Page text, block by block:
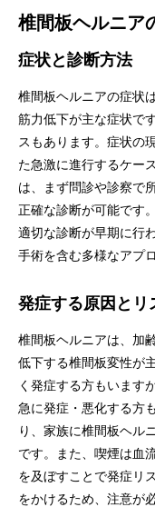
椎間板ヘルニア
症状と診断方法
椎間板ヘルニアの症状
筋力低下が主な症状で
スもあります。症状の
た急激に進行するケー
は、まず問診や診察で
正確な診断が可能です。
適切な診断が早期に行
手術を含む多様なアプ
発症する原因とリ
椎間板ヘルニアは、加
低下する椎間板変性が
く発症する方もいます
急に発症・悪化する方
り、家族に椎間板ヘル
です。また、喫煙は血
を及ぼすことで発症リ
をかけるため、注意が